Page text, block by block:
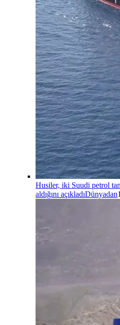
Husiler, iki Suudi petrol
aldığını açıkladıDünyadan